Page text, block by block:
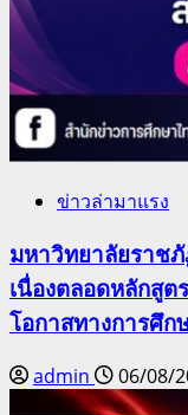
ข่าวล่ามาแรง
มหาวิทยาลัยราช
เนื่องตลอดหลักสูต
โอกาสทางการศึก
admin 06/08/